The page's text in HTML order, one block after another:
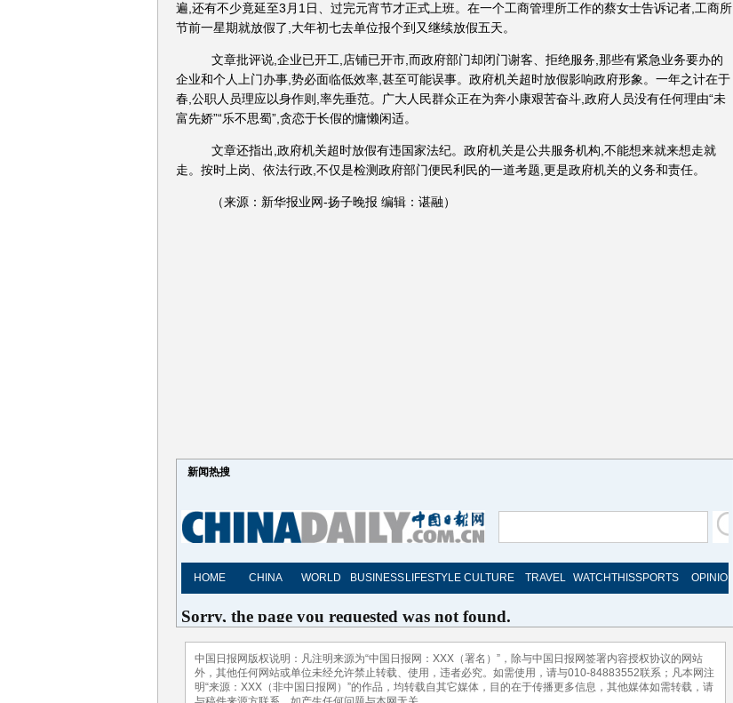
遍,还有不少竟延至3月1日、过完元宵节才正式上班。在一个工商管理所工作的蔡女士告诉记者,工商所
节前一星期就放假了,大年初七去单位报个到又继续放假五天。
文章批评说,企业已开工,店铺已开市,而政府部门却闭门谢客、拒绝服务,那些有紧急业务要办的
企业和个人上门办事,势必面临低效率,甚至可能误事。政府机关超时放假影响政府形象。一年之计在于
春,公职人员理应以身作则,率先垂范。广大人民群众正在为奔小康艰苦奋斗,政府人员没有任何理由“未
富先娇”“乐不思蜀”,贪恋于长假的慵懒闲适。
文章还指出,政府机关超时放假有违国家法纪。政府机关是公共服务机构,不能想来就来想走就
走。按时上岗、依法行政,不仅是检测政府部门便民利民的一道考题,更是政府机关的义务和责任。
（来源：新华报业网-扬子晚报 编辑：谌融）
新闻热搜
中国日报网版权说明：凡注明来源为“中国日报网：XXX（署名）”，除与中国日报网签署内容授权协议的网站
外，其他任何网站或单位未经允许禁止转载、使用，违者必究。如需使用，请与010-84883552联系；凡本网注
明“来源：XXX（非中国日报网）”的作品，均转载自其它媒体，目的在于传播更多信息，其他媒体如需转载，请